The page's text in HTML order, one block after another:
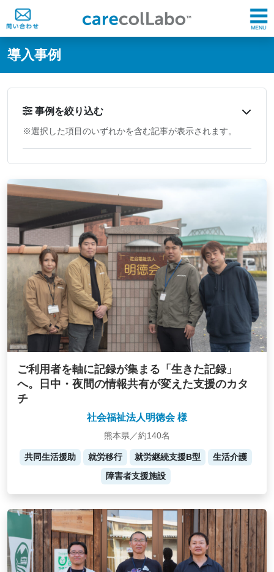
@ -0,0 +1,60 @@
導入事例
事例を絞り込む
※選択した項目のいずれかを含む記事が表示されます。
ご利用者を軸に記録が集まる「生きた記録」
へ。日中・夜間の情報共有が変えた支援のカタ
チ
社会福祉法人明徳会 様
熊本県／約140名
共同生活援助 就労移行 就労継続支援B型
生活介護
障害者支援施設